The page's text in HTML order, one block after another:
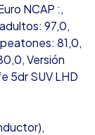
NCAP :,
97,0,
81,0,
Versión
5dr SUV LHD